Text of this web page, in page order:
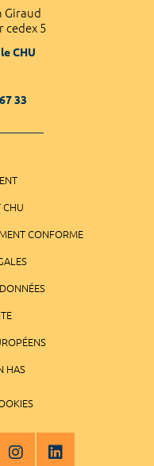
Giraud
cedex 5
CHU
33
CHU
CONFORME
HAS